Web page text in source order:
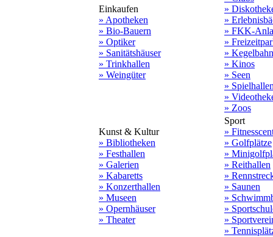
Einkaufen
» Apotheken
» Bio-Bauern
» Optiker
» Sanitätshäuser
» Trinkhallen
» Weingüter
»
»
» FKK-
»
»
» Kinos
» Seen
»
»
» Zoos
Kunst & Kultur
» Bibliotheken
» Festhallen
» Galerien
» Kabaretts
» Konzerthallen
» Museen
» Opernhäuser
» Theater
Sport
»
» Golfplätze
»
» Reithallen
»
» Saunen
»
»
»
»